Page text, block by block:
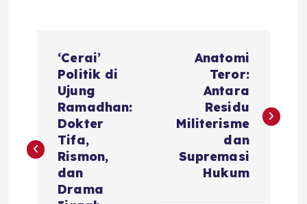
i
‘Cerai’
Politik di
Ujung
Ramadhan:
Dokter
Tifa,
Rismon,
dan
Drama
Anatomi
Teror:
Antara
Residu
Militerisme
dan
Supremasi
Hukum